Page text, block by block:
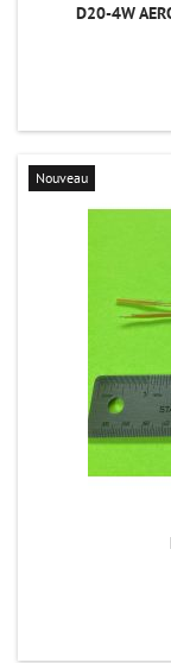
D20-4W
Nouveau